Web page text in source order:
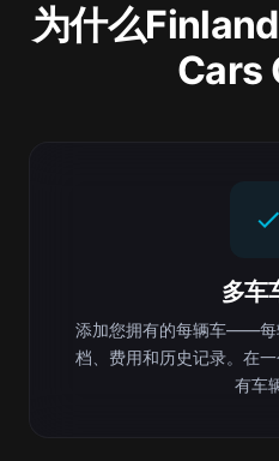
为什么
Cars
多车
添加您拥有的每辆车——每
档、费用和历史记录。在
有车